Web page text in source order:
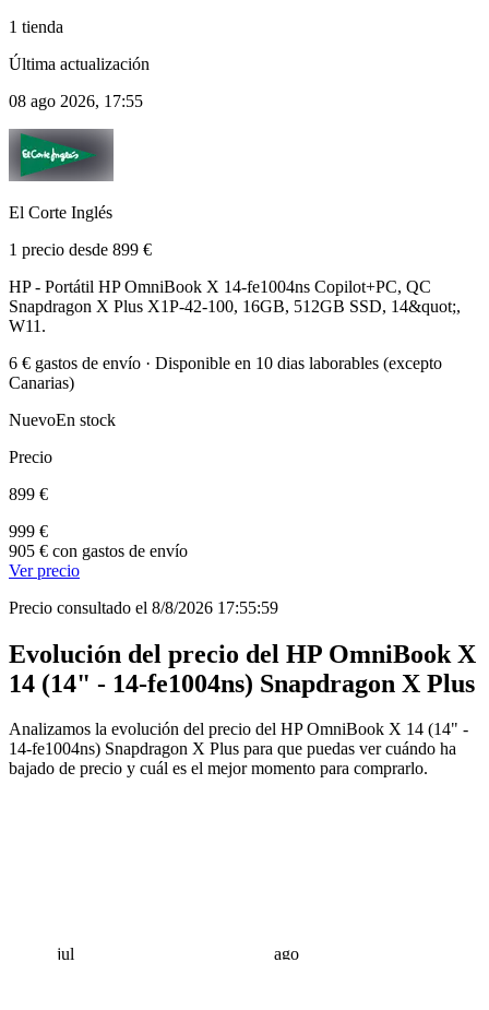
1 tienda
Última actualización
08 ago 2026, 17:55
El Corte Inglés
1 precio desde 899 €
HP - Portátil HP OmniBook X 14-fe1004ns Copilot+PC, QC
Snapdragon X Plus X1P-42-100, 16GB, 512GB SSD, 14&quot;,
W11.
6 € gastos de envío · Disponible en 10 dias laborables (excepto
Canarias)
NuevoEn stock
Precio
899 €
999 €
905 € con gastos de envío
Ver precio
Precio consultado el 8/8/2026 17:55:59
Evolución del precio del HP OmniBook X
14 (14" - 14-fe1004ns) Snapdragon X Plus
Analizamos la evolución del precio del HP OmniBook X 14 (14" -
14-fe1004ns) Snapdragon X Plus para que puedas ver cuándo ha
bajado de precio y cuál es el mejor momento para comprarlo.
jul ago